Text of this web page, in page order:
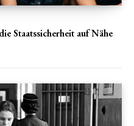
Staatssicherheit auf Nähe